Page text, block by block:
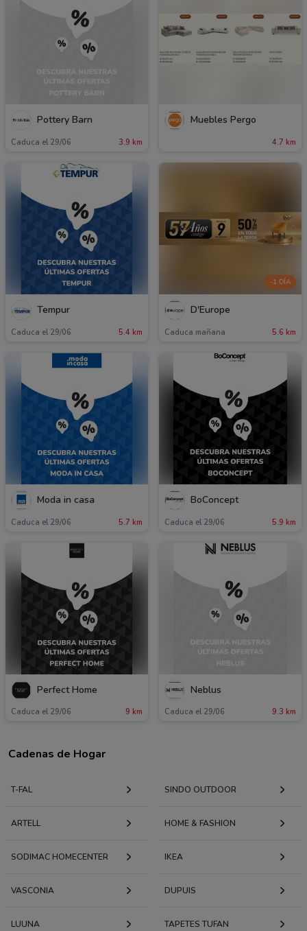
Pottery Barn
Caduca el 29/06 3.9 km
Muebles Pergo
4.7 km
Tempur
Caduca el 29/06 5.4 km
-1 DÍA
D'Europe
Caduca mañana 5.6 km
Moda in casa
Caduca el 29/06 5.7 km
BoConcept
Caduca el 29/06 5.9 km
Perfect Home
Caduca el 29/06 9 km
Neblus
Caduca el 29/06 9.3 km
Cadenas de Hogar
T-FAL SINDO OUTDOOR
ARTELL HOME & FASHION
SODIMAC HOMECENTER IKEA
VASCONIA DUPUIS
LUUNA TAPETES TUFAN